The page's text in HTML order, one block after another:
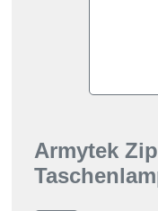
Armytek